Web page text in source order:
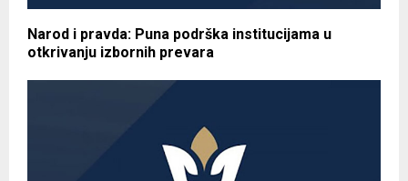
Narod i pravda: Puna podrška institucijama u
otkrivanju izbornih prevara